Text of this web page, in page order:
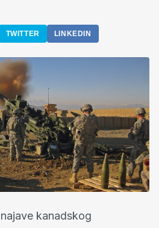
TWITTER LINKEDIN
kanadskog